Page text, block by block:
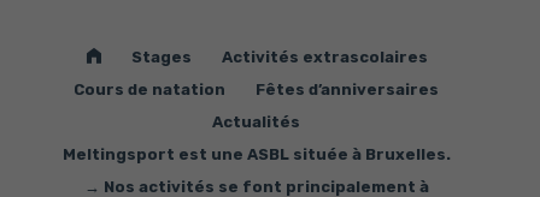
Bienvenue
Stages
Activités extrascolaires
Cours de natation
Fêtes d’anniversaires
Actualités
Meltingsport est une ASBL située à Bruxelles.
→ Nos activités se font principalement à